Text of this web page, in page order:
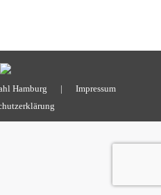
Hamburg | Impressum